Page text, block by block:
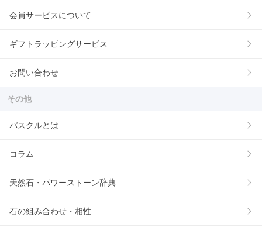
会員サービスについて
ギフトラッピングサービス
お問い合わせ
その他
パスクルとは
コラム
天然石・パワーストーン辞典
石の組み合わせ・相性